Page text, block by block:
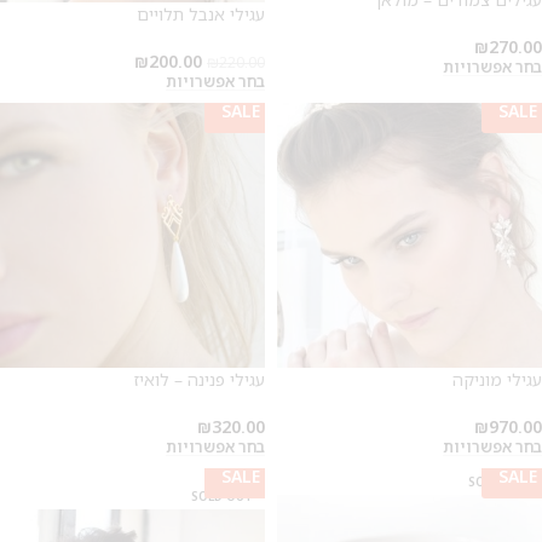
₪270.00
בחר אפשרויות
עגילי אנבל תלויים
₪200.00
בחר אפשרויות
SALE
עגילי מוניקה
₪970.00
בחר אפשרויות
SALE
עגילי פנינה – לואיז
₪320.00
בחר אפשרויות
SOLD OUT
SALE
SALE
SOLD OUT
SALE